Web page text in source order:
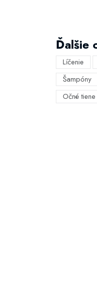
Ďalšie
Líčenie
Šampóny
Očné tiene